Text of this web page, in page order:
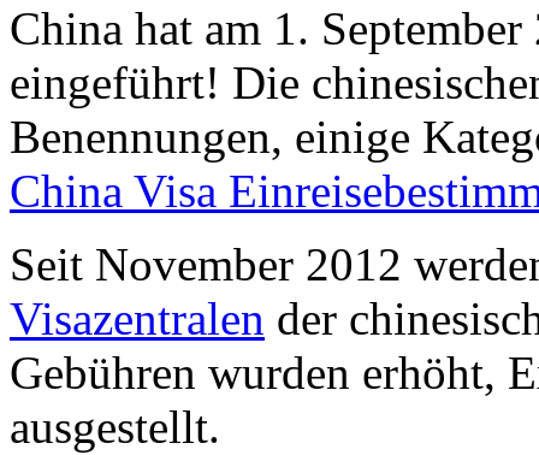
China hat am 1.
eingeführt! Die
Benennungen, einige
China Visa
Seit November 2012
Visazentralen der
Gebühren wurden erhöht,
ausgestellt.